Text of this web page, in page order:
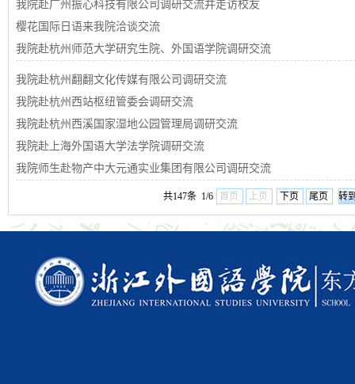
我院赴广州振心科技有限公司调研交流并走访校友
樱花国际日语来我院洽谈交流
我院赴杭州师范大学研究生院、外国语学院调研交流
我院赴杭州翻翻文化传媒有限公司调研交流
我院赴杭州西站枢纽管委会调研交流
我院赴杭州西溪国家湿地公园管理局调研交流
我院赴上海外国语大学法学院调研交流
我院师生赴物产中大元通实业集团有限公司调研交流
共147条 1/6 首页 上页 下页 尾页